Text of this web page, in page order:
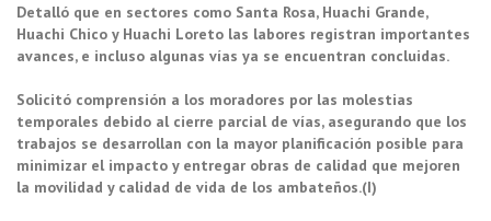
Detalló que en sectores como Santa Rosa, Huachi Grande,
Huachi Chico y Huachi Loreto las labores registran importantes
avances, e incluso algunas vías ya se encuentran concluidas.
Solicitó comprensión a los moradores por las molestias
temporales debido al cierre parcial de vías, asegurando que los
trabajos se desarrollan con la mayor planificación posible para
minimizar el impacto y entregar obras de calidad que mejoren
la movilidad y calidad de vida de los ambateños.(I)